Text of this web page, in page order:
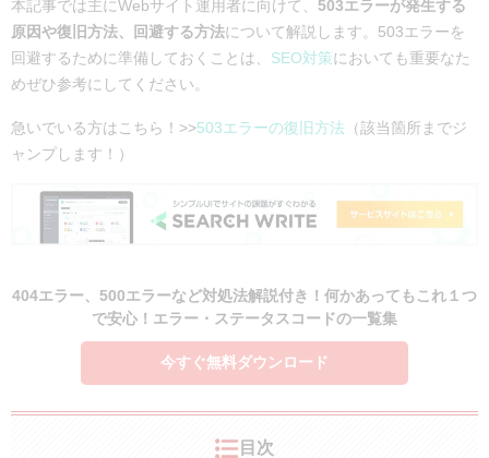
本記事では主にWebサイト運用者に向けて、 503エラーが発生する
原因や復旧方法、回避する方法について解説します。503エラーを
回避するために準備しておくことは、 SEO対策においても重要なた
めぜひ参考にしてください。
急いでいる方はこちら！>>503エラーの復旧方法 （該当箇所までジ
ャンプします！）
404エラー、500エラーなど対処法解説付き！何かあってもこれ１つ
で安心！エラー・ステータスコードの一覧集
今すぐ無料ダウンロード
目次